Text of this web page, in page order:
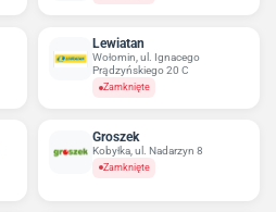
Lewiatan
Wołomin, ul. Ignacego
Prądzyńskiego 20 C
Zamknięte
Groszek
Kobyłka, ul. Nadarzyn 8
Zamknięte